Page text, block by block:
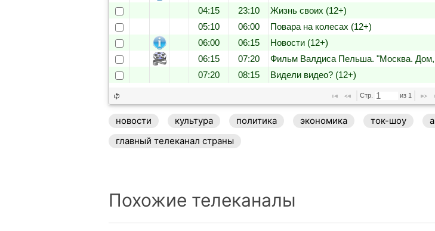
04:15
23:10
Жизнь своих (12+)
05:10
06:00
Повара на колесах (12+)
06:00
06:15
Новости (12+)
06:15
07:20
Фильм Валдиса Пельша. "Москва.
07:20
08:15 Видели видео? (12+)
Стр. из 1
новости культура политика экономика ток-шоу
главный телеканал страны
Похожие телеканалы